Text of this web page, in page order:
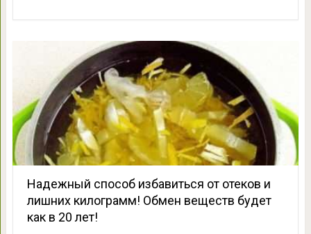
Надежный способ избавиться от отеков и
лишних килограмм! Обмен веществ будет
как в 20 лет!